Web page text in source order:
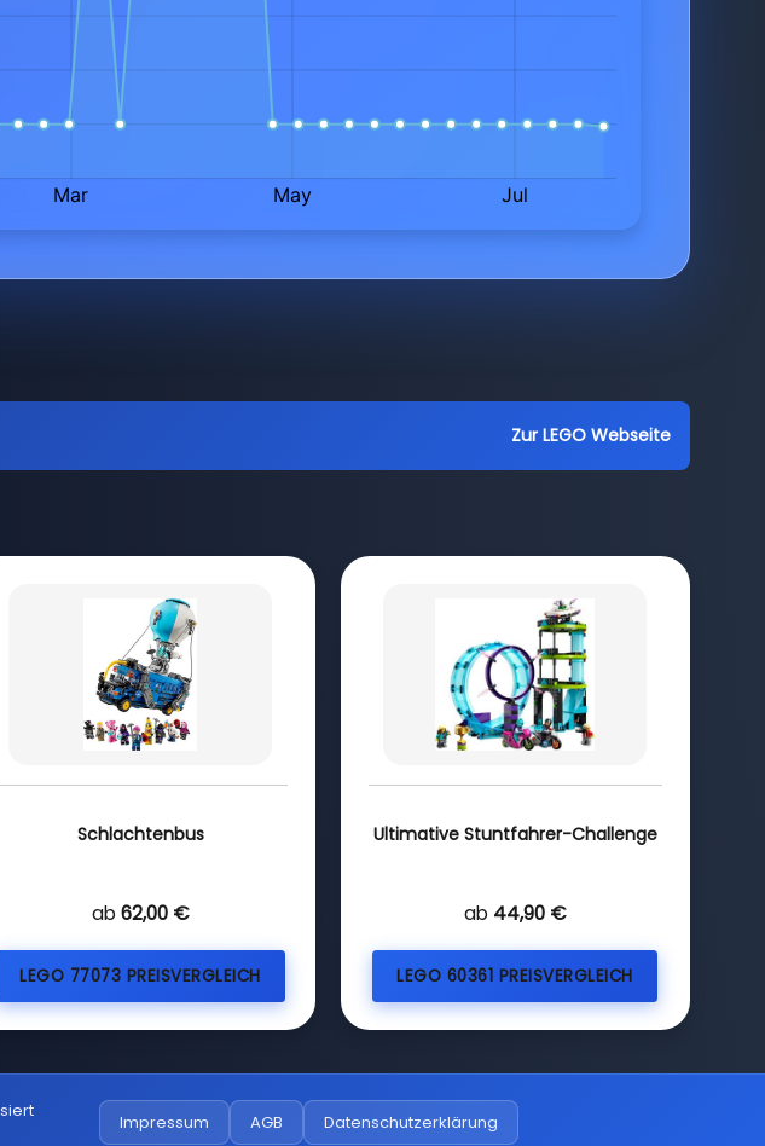
Zur LEGO Webseite
Schlachtenbus
ab 62,00 €
LEGO 77073 PREISVERGLEICH
Ultimative Stuntfahrer-Challenge
ab 44,90 €
LEGO 60361 PREISVERGLEICH
Impressum AGB Datenschutzerklärung